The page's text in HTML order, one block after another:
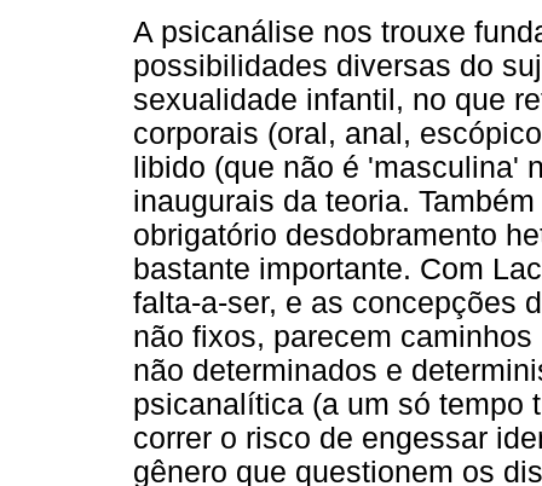
A psicanálise nos trouxe
possibilidades diversas do
sexualidade infantil, no que
corporais (oral, anal,
libido (que não é 'masculina'
inaugurais da teoria.
obrigatório desdobramento
bastante importante. Com
falta-a-ser, e as concepções
não fixos, parecem
não determinados e
psicanalítica (a um só tempo
correr o risco de engessar
gênero que questionem os